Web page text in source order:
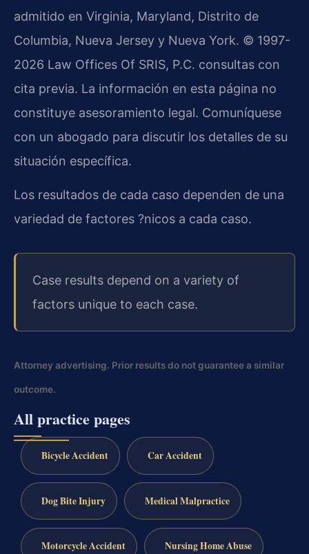
admitido en Virginia, Maryland, Distrito de
Columbia, Nueva Jersey y Nueva York. © 1997-
2026 Law Offices Of SRIS, P.C. consultas con
cita previa. La información en esta página no
constituye asesoramiento legal. Comuníquese
con un abogado para discutir los detalles de su
situación específica.
Los resultados de cada caso dependen de una
variedad de factores ?nicos a cada caso.
Case results depend on a variety of
factors unique to each case.
Attorney advertising. Prior results do not guarantee a similar
outcome.
All practice pages
Bicycle Accident Car Accident
Dog Bite Injury Medical Malpractice
Motorcycle Accident Nursing Home Abuse